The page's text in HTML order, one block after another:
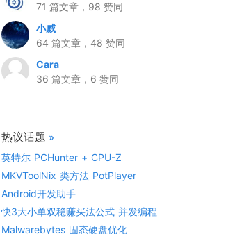
71 篇文章，98 赞同
小威
64 篇文章，48 赞同
Cara
36 篇文章，6 赞同
热议话题 »
英特尔 PCHunter + CPU-Z
MKVToolNix 类方法 PotPlayer
Android开发助手
快3大小单双稳赚买法公式 并发编程
Malwarebytes 固态硬盘优化